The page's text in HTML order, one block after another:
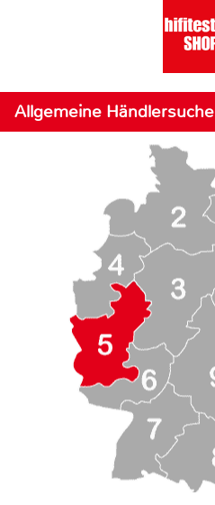
Allgemeine Händlersuche